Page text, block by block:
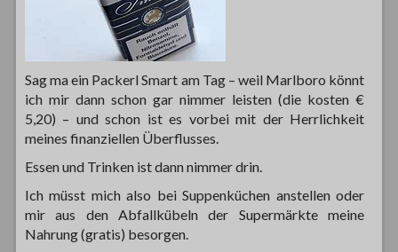
Sag ma ein Packerl Smart am Tag – weil Marlboro könnt
ich mir dann schon gar nimmer leisten (die kosten €
5,20) – und schon ist es vorbei mit der Herrlichkeit
meines finanziellen Überflusses.
Essen und Trinken ist dann nimmer drin.
Ich müsst mich also bei Suppenküchen anstellen oder
mir aus den Abfallkübeln der Supermärkte meine
Nahrung (gratis) besorgen.